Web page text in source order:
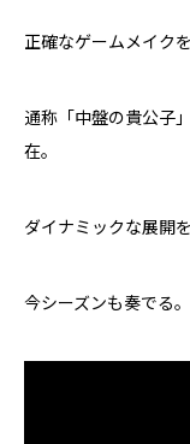
正確なゲームメイク
通称「中盤の貴公子
在。
ダイナミックな展開
今シーズンも奏でる